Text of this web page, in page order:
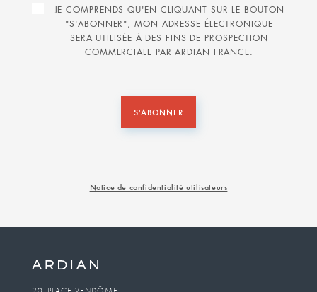
JE COMPRENDS QU'EN CLIQUANT SUR LE BOUTON
"S'ABONNER", MON ADRESSE ÉLECTRONIQUE
SERA UTILISÉE À DES FINS DE PROSPECTION
COMMERCIALE PAR ARDIAN FRANCE.
S'ABONNER
Notice de confidentialité utilisateurs